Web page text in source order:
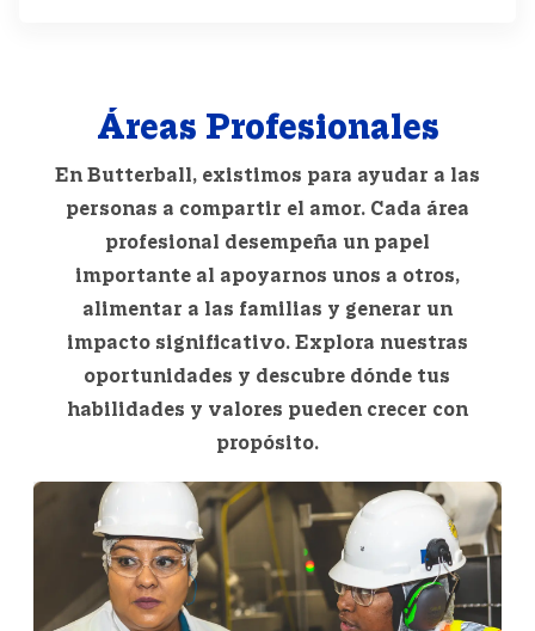
Áreas Profesionales
En Butterball, existimos para ayudar a las
personas a compartir el amor. Cada área
profesional desempeña un papel
importante al apoyarnos unos a otros,
alimentar a las familias y generar un
impacto significativo. Explora nuestras
oportunidades y descubre dónde tus
habilidades y valores pueden crecer con
propósito.